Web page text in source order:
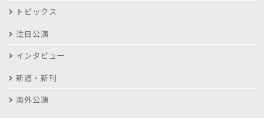
トピックス
注目公演
インタビュー
新譜・新刊
海外公演